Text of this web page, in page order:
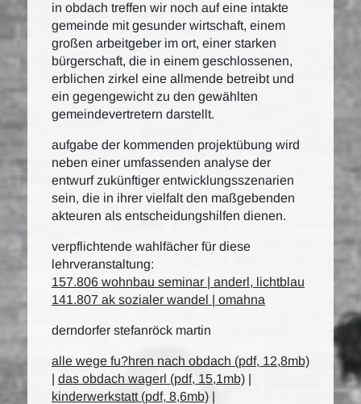
in obdach treffen wir noch auf eine intakte
gemeinde mit gesunder wirtschaft, einem
großen arbeitgeber im ort, einer starken
bürgerschaft, die in einem geschlossenen,
erblichen zirkel eine allmende betreibt und
ein gegengewicht zu den gewählten
gemeindevertretern darstellt.
aufgabe der kommenden projektübung wird
neben einer umfassenden analyse der
entwurf zukünftiger entwicklungsszenarien
sein, die in ihrer vielfalt den maßgebenden
akteuren als entscheidungshilfen dienen.
verpflichtende wahlfächer für diese
lehrveranstaltung:
157.806 wohnbau seminar | anderl, lichtblau
141.807 ak sozialer wandel | omahna
derndorfer stefanröck martin
alle wege fu?hren nach obdach (pdf, 12,8mb)
| das obdach wagerl (pdf, 15,1mb) |
kinderwerkstatt (pdf, 8,6mb) |